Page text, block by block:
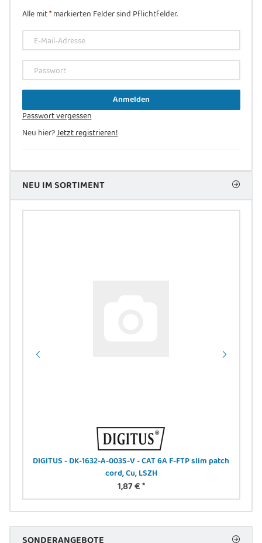
Alle mit*markierten Felder sind Pflichtfelder.
E-Mail-Adresse
Passwort
Anmelden
Passwort vergessen
Neu hier?Jetzt registrieren!
NEU IM SORTIMENT
DIGITUS - DK-1632-A-003S-V - CAT 6A F-FTP slim patch
cord, Cu, LSZH
1,87 €*